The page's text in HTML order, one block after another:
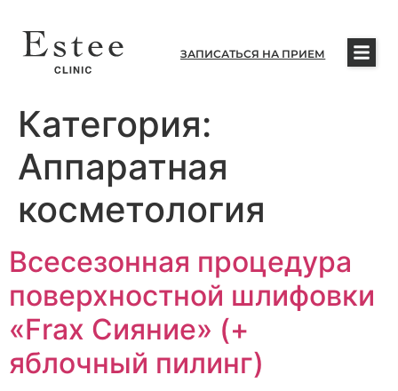
ЗАПИСАТЬСЯ НА ПРИЕМ
Категория:
Аппаратная
косметология
Всесезонная процедура
поверхностной шлифовки
«Frax Сияние» (+
яблочный пилинг)